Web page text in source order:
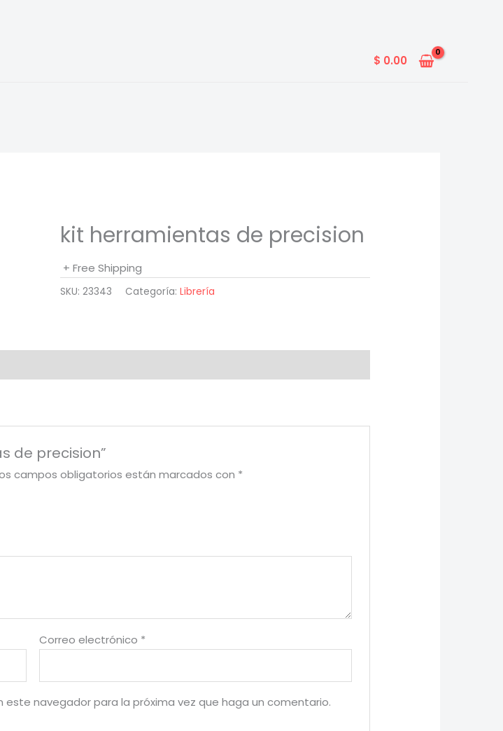
$ 0.00
kit herramientas de precision
+ Free Shipping
SKU: 23343 Categoría: Librería
de precision”
campos obligatorios están marcados con *
Correo electrónico *
navegador para la próxima vez que haga un comentario.